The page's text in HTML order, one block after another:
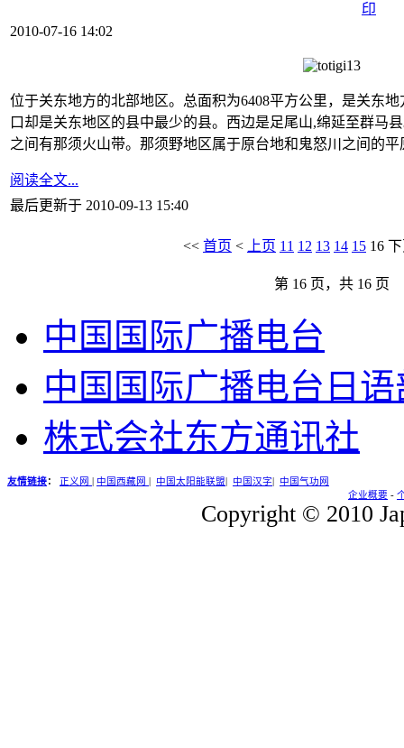
2010-07-16 14:02
位于关东地方的北部地区。总面积为6408平方公里，是关东
口却是关东地区的县中最少的县。西边是足尾山,绵延至群马
之间有那须火山带。那须野地区属于原台地和鬼怒川之间的
阅读全文...
最后更新于 2010-09-13 15:40
<< 首页 < 上页 11 12 13 14 15 16
第 16 页，共 16 页
中国国际广播电台
中国国际广播电台日语
株式会社东方通讯社
友情链接： 正义网 中国西藏网 中国太阳能联盟 中国汉字
中国气功网
企业概要 -
Copyright © 2010